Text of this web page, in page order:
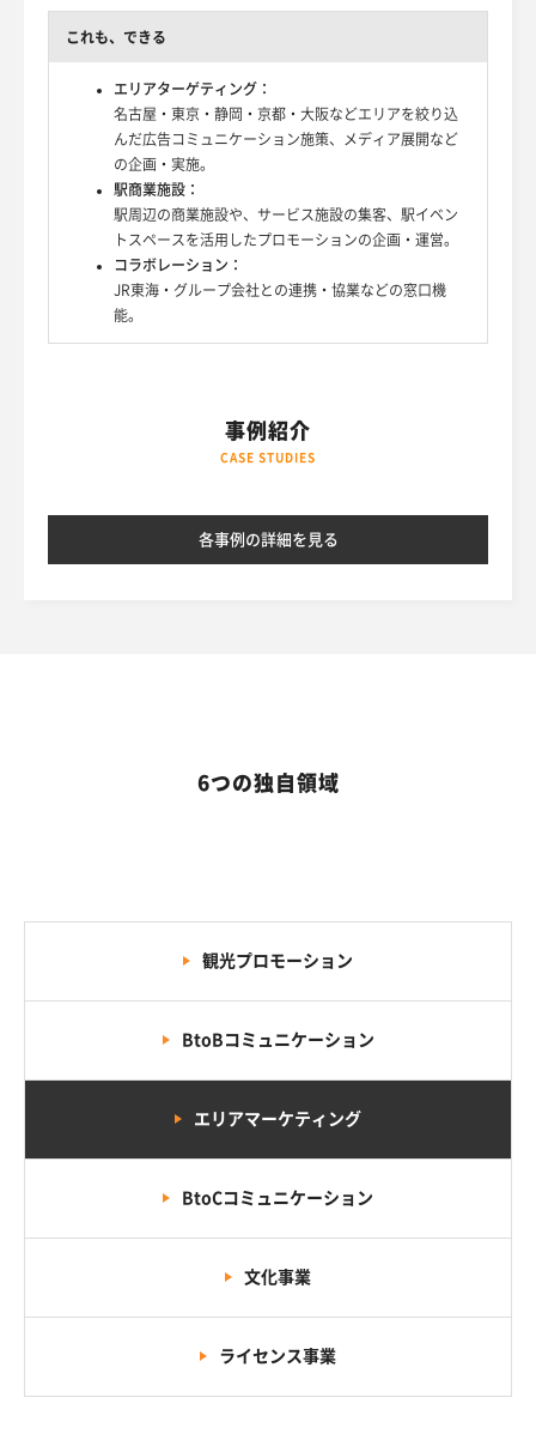
これも、できる
エリアターゲティング：
名古屋・東京・静岡・京都・大阪などエリアを絞り込
んだ広告コミュニケーション施策、メディア展開など
の企画・実施。
駅商業施設：
駅周辺の商業施設や、サービス施設の集客、駅イベン
トスペースを活用したプロモーションの企画・運営。
コラボレーション：
JR東海・グループ会社との連携・協業などの窓口機
能。
事例紹介
CASE STUDIES
各事例の詳細を見る
6つの独自領域
観光プロモーション
BtoB コミュニケーション
エリアマーケティング
BtoCコミュニケーション
文化事業
ライセンス事業